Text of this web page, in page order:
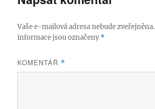
Vaše e-mailová adresa nebude zveřejněna.
informace jsou označeny*
KOMENTÁŘ *